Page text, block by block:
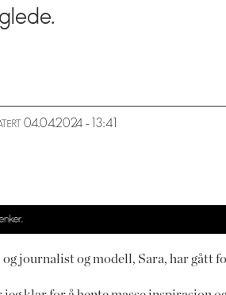
04.04.2024 - 13:41
journalist og modell, Sara, har gått